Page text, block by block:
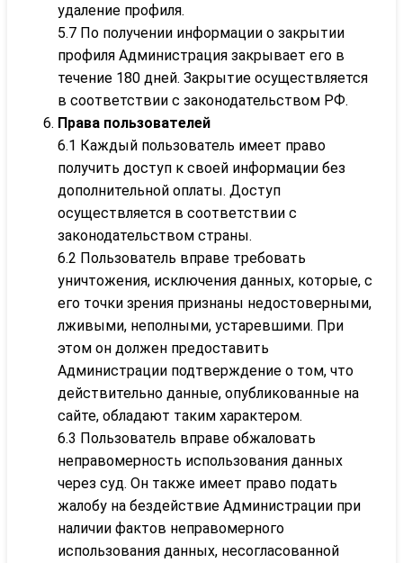
удаление профиля.
5.7 По получении информации о закрытии
профиля Администрация закрывает его в
течение 180 дней. Закрытие осуществляется
в соответствии с законодательством РФ.
Права пользователей
6.1 Каждый пользователь имеет право
получить доступ к своей информации без
дополнительной оплаты. Доступ
осуществляется в соответствии с
законодательством страны.
6.2 Пользователь вправе требовать
уничтожения, исключения данных, которые, с
его точки зрения признаны недостоверными,
лживыми, неполными, устаревшими. При
этом он должен предоставить
Администрации подтверждение о том, что
действительно данные, опубликованные на
сайте, обладают таким характером.
6.3 Пользователь вправе обжаловать
неправомерность использования данных
через суд. Он также имеет право подать
жалобу на бездействие Администрации при
наличии фактов неправомерного
использования данных, несогласованной